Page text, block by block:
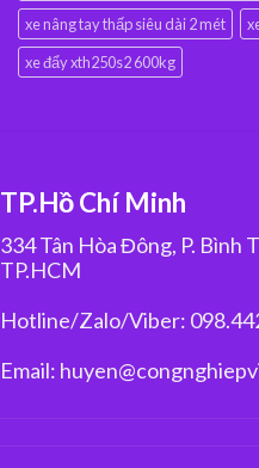
xe nâng tay thấp siêu dài 2 mét
xe đẩy xth250s2 600kg
TP.Hồ Chí Minh
334 Tân Hòa Đông, P. Bình
TP.HCM
Hotline/Zalo/Viber:
Email: